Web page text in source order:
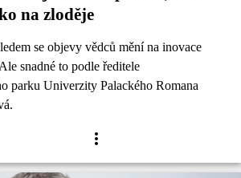
na zloděje
se objevy vědců mění na inovace
snadné to podle ředitele
parku Univerzity Palackého Romana